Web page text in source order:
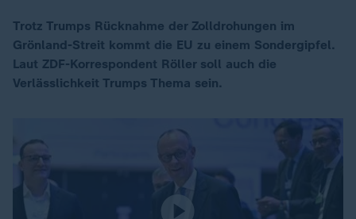
Trotz Trumps Rücknahme der Zolldrohungen im
Grönland-Streit kommt die EU zu einem Sondergipfel.
Laut ZDF-Korrespondent Röller soll auch die
Verlässlichkeit Trumps Thema sein.